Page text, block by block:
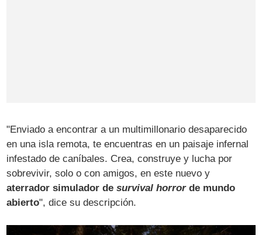
"Enviado a encontrar a un multimillonario desaparecido
en una isla remota, te encuentras en un paisaje infernal
infestado de caníbales. Crea, construye y lucha por
sobrevivir, solo o con amigos, en este nuevo y
aterrador simulador desurvival horrorde mundo
abierto", dice su descripción.